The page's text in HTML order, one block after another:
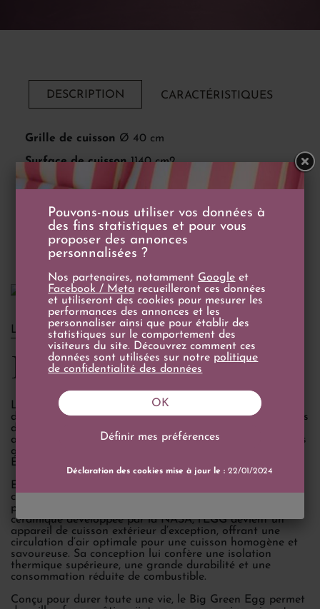
DESCRIPTION CARACTÉRISTIQUES
Grille de cuisson Ø 40 cm
Surface de cuisson1140 cm2
Nombre de personnes 6 personnes
Poids 51 kg
Hauteur 72 cm
LE DOMAINE
Big Green Egg
L’histoire du Big Green Egg puise ses origines il y a plus
de 3 000 ans, en Asie orientale, où l’on cuisinait déjà dans
des fours en terre chauffés au bois. Ces fours ovales,
appelés kamados par les Japonais, ont conquis les soldats
américains stationnés au Japon, qui en ont rapporté aux
États-Unis.
En 1974, Ed Fisher fonde Big Green Egg à Atlanta et
commence par importer ces kamados avant de les
perfectionner. Grâce aux avancées technologiques et à la
céramique développée par la NASA, l’EGG devient un
appareil de cuisson extérieur d’exception, offrant une
circulation d’air optimale pour une cuisson homogène et
savoureuse. Sa conception lui confère une isolation
thermique supérieure, une grande durabilité et une
consommation réduite de combustible.
Conçu pour durer toute une vie, le Big Green Egg permet
Pouvons-nous utiliser vos données à
des fins statistiques et pour vous
proposer des annonces
personnalisées ?
Nos partenaires, notamment Google et
Facebook / Meta recueilleront ces données
et utiliseront des cookies pour mesurer les
performances des annonces et les
personnaliser ainsi que pour établir des
statistiques sur le comportement des
visiteurs du site. Découvrez comment ces
données sont utilisées sur notre politique
de confidentialité des données
Définir mes préférences
OK
Déclaration des cookies mise à jour le :22/01/2024